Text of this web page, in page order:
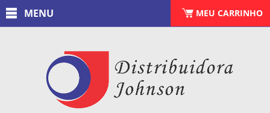
CARRINHO (0)
MENU MEU CARRINHO